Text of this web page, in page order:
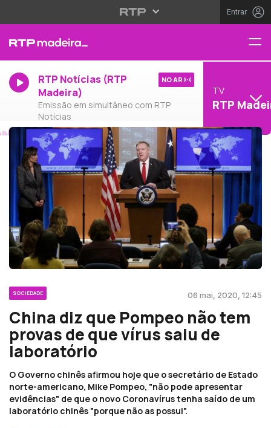
Entrar
RTP Notícias (RTP
Madeira)
Emissão em simultâneo com RTP
Notícias
NO AR
TV
RTP
SOCIEDADE 06 mai, 2020, 12:45
China diz que Pompeo não tem
provas de que vírus saiu de
laboratório
O Governo chinês afirmou hoje que o secretário de Estado
norte-americano, Mike Pompeo, "não pode apresentar
evidências" de que o novo Coronavírus tenha saído de um
laboratório chinês "porque não as possui".